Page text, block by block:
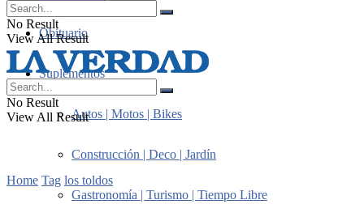
Obituario
Suplementos
Autos | Motos | Bikes
Construcción | Deco | Jardín
Gastronomía | Turismo | Tiempo Libre
No Result
View All Result
No Result
View All Result
Home Tag los toldos